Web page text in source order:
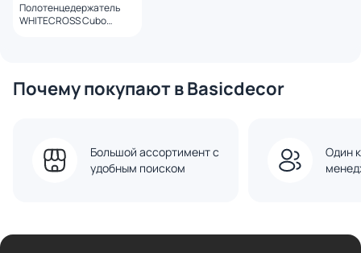
Полотенцедержатель
WHITECROSS Cubo
Почему покупают в Basicdecor
Большой ассортимент с
удобным поиском
Один